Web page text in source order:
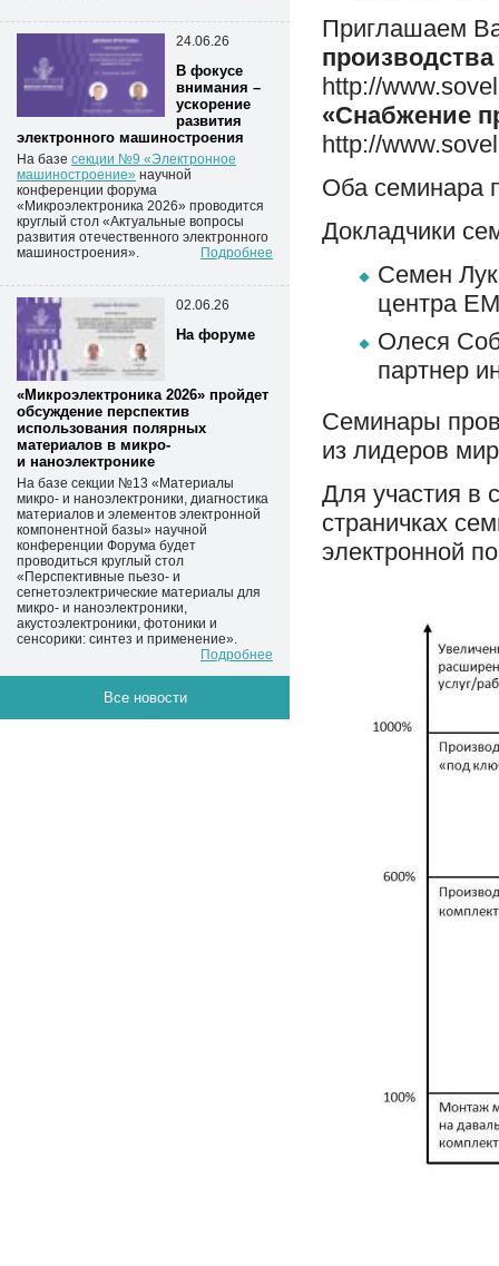
24.06.26
В фокусе
внимания –
ускорение
развития
электронного машиностроения
На базе секции №9 «Электронное
машиностроение» научной
конференции форума
«Микроэлектроника 2026» проводится
круглый стол «Актуальные вопросы
развития отечественного электронного
машиностроения».
Подробнее
02.06.26
На форуме
«Микроэлектроника 2026» пройдет
обсуждение перспектив
использования полярных
материалов в микро-
и наноэлектронике
На базе секции №13 «Материалы
микро- и наноэлектроники, диагностика
материалов и элементов электронной
компонентной базы» научной
конференции Форума будет
проводиться круглый стол
«Перспективные пьезо- и
сегнетоэлектрические материалы для
микро- и наноэлектроники,
акустоэлектроники, фотоники и
сенсорики: синтез и применение».
Подробнее
Все новости
Приглашаем
http://
«Снабжение
http://
Оба семинара
Докладчики
Семен
центра
Олеся
партнер
Семинары
из лидеров
Для участия в
страничках
электронной